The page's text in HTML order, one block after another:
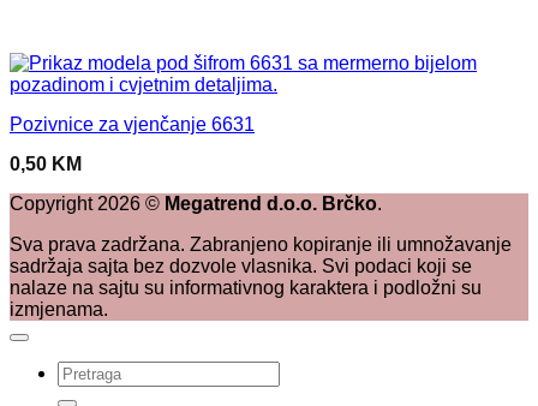
Pozivnice za vjenčanje 6631
0,50 KM
Copyright 2026 © Megatrend d.o.o. Brčko.
Sva prava zadržana. Zabranjeno kopiranje ili umnožavanje
sadržaja sajta bez dozvole vlasnika. Svi podaci koji se
nalaze na sajtu su informativnog karaktera i podložni su
izmjenama.
Pretraži: